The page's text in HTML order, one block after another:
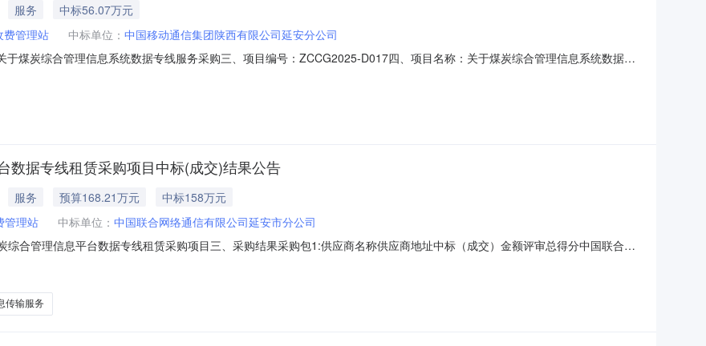
服务
中标56.07万元
费管理站 中标单位： 中国移动通信集团陕西有限公司延安分公司
煤炭综合管理信息系统数据专线服务采购三、项目编号：ZCCG2025-D017四、项目名称：关于煤炭综合管理信息系统数据专
同主要信息主要标的：序号名称数量(单位)单价(元)总价(元)规格型号/服务要求111(批)￥560,700.0
数据专线租赁采购项目中标(成交)结果公告
服务 预算168.21万元
中标158万元
管理站 中标单位： 中国联合网络通信有限公司延安市分公司
合管理信息平台数据专线租赁采购项目三、采购结果采购包1:供应商名称供应商地址中标（成交）金额评审总得分中国联合网
的服务范围服务要求服务时间服务标准金额(元)1其他电信和信息传输服务煤炭综合管理信息平台数据专线租赁详见磋商文件满
传输服务